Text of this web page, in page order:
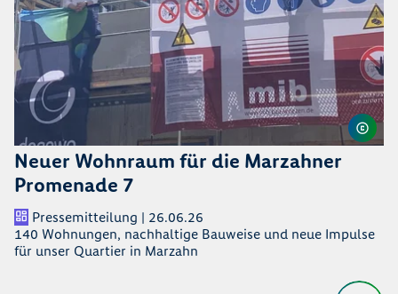
Neuer Wohnraum für die Marzahner
Promenade 7
Pressemitteilung | 26.06.26
140 Wohnungen, nachhaltige Bauweise und neue Impulse
für unser Quartier in Marzahn